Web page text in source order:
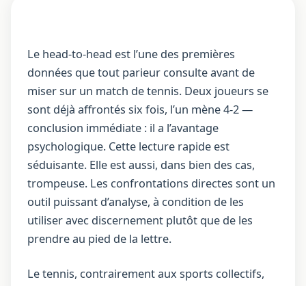
Le head-to-head est l’une des premières
données que tout parieur consulte avant de
miser sur un match de tennis. Deux joueurs se
sont déjà affrontés six fois, l’un mène 4-2 —
conclusion immédiate : il a l’avantage
psychologique. Cette lecture rapide est
séduisante. Elle est aussi, dans bien des cas,
trompeuse. Les confrontations directes sont un
outil puissant d’analyse, à condition de les
utiliser avec discernement plutôt que de les
prendre au pied de la lettre.
Le tennis, contrairement aux sports collectifs,